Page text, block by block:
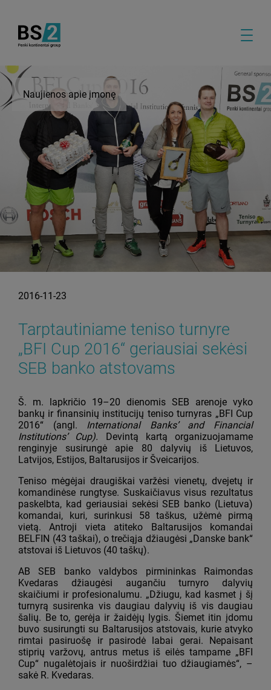
Naujienos apie įmonę
2016-11-23
Tarptautiniame teniso turnyre
„BFI Cup 2016“ geriausiai sekėsi
SEB banko atstovams
Š. m. lapkričio 19–20 dienomis SEB arenoje vyko
bankų ir finansinių institucijų teniso turnyras „BFI Cup
2016“ (angl. International Banks’ and Financial
Institutions’ Cup). Devintą kartą organizuojamame
renginyje susirungė apie 80 dalyvių iš Lietuvos,
Latvijos, Estijos, Baltarusijos ir Šveicarijos.
Teniso mėgėjai draugiškai varžėsi vienetų, dvejetų ir
komandinėse rungtyse. Suskaičiavus visus rezultatus
paskelbta, kad geriausiai sekėsi SEB banko (Lietuva)
komandai, kuri, surinkusi 58 taškus, užėmė pirmą
vietą. Antroji vieta atiteko Baltarusijos komandai
BELFIN (43 taškai), o trečiąja džiaugėsi „Danske bank“
atstovai iš Lietuvos (40 taškų).
AB SEB banko valdybos pirmininkas Raimondas
Kvedaras džiaugėsi augančiu turnyro dalyvių
skaičiumi ir profesionalumu. „Džiugu, kad kasmet į šį
turnyrą susirenka vis daugiau dalyvių iš vis daugiau
šalių. Be to, gerėja ir žaidėjų lygis. Šiemet itin įdomu
buvo susirungti su Baltarusijos atstovais, kurie atvyko
rimtai pasiruošę ir pasirodė labai gerai. Nepaisant
stiprių varžovų, antrus metus iš eilės tampame „BFI
Cup“ nugalėtojais ir nuoširdžiai tuo džiaugiamės“, –
sakė R. Kvedaras.